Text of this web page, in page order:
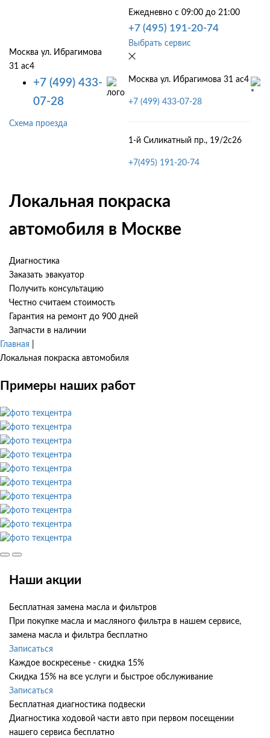
Москва ул. Ибрагимова
31 ас4
+7 (499) 433-
07-28
Схема проезда
Ежедневно с 09:00 до 21:00
+7 (495) 191-20-74
Выбрать сервис
Москва ул. Ибрагимова 31 ас4
+7 (499) 433-07-28
1-й Силикатный пр., 19/2с26
+7(495) 191-20-74
Локальная покраска
автомобиля в Москве
Диагностика
Заказать эвакуатор
Получить консультацию
Честно считаем стоимость
Гарантия на ремонт до 900 дней
Запчасти в наличии
Главная
Локальная покраска автомобиля
Примеры наших работ
Наши акции
Бесплатная замена масла и фильтров
При покупке масла и масляного фильтра в нашем сервисе,
замена масла и фильтра бесплатно
Записаться
Каждое воскресенье - скидка 15%
Скидка 15% на все услуги и быстрое обслуживание
Записаться
Бесплатная диагностика подвески
Диагностика ходовой части авто при первом посещении
нашего сервиса бесплатно